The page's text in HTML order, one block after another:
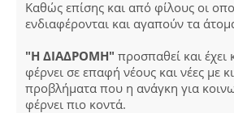
Καθώς επίσης και από φίλους οι
ενδιαφέρονται και αγαπούν τα
"Η ΔΙΑΔΡΟΜΗ" προσπαθεί και έχει
φέρνει σε επαφή νέους και νέες με
προβλήματα που η ανάγκη για
φέρνει πιο κοντά.